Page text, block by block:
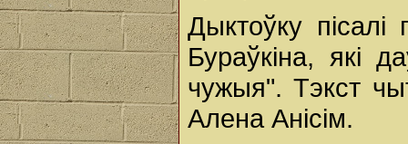
Дыктоўку
Бураўкіна, які
чужыя". Тэкст
Алена Анісім.